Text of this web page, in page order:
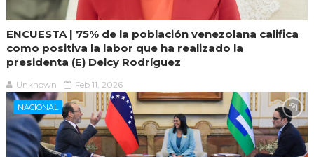
ENCUESTA | 75% de la población venezolana califica
como positiva la labor que ha realizado la
presidenta (E) Delcy Rodríguez
Unknown Feb 11, 2026
NACIONAL